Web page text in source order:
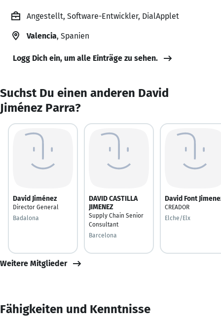
Angestellt, Software-Entwickler, DialApplet
Valencia, Spanien
Logg Dich ein, um alle Einträge zu sehen.
Suchst Du einen anderen David
Jiménez Parra?
David Jiménez
Director General
Badalona
DAVID CASTILLA
JIMENEZ
Supply Chain Senior
Consultant
Barcelona
David Font
CREADOR
Elche/Elx
Weitere Mitglieder
Fähigkeiten und Kenntnisse